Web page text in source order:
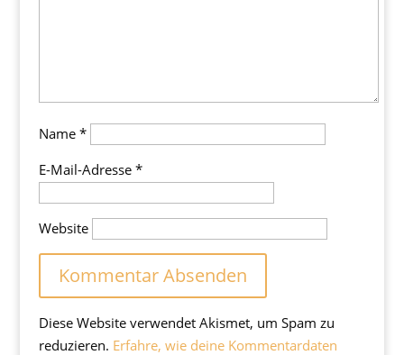
Name *
E-Mail-Adresse *
Website
Diese Website verwendet Akismet, um Spam zu
reduzieren. Erfahre, wie deine Kommentardaten